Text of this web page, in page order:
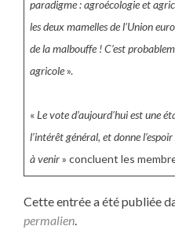
paradigme : agroécologie et
les deux mamelles de l’Union
de la malbouffe ! C’est
agricole».
«Le vote d’aujourd’hui est une
l’intérêt général, et donne
à venir» concluent les
Cette entrée a été publiée
permalien.